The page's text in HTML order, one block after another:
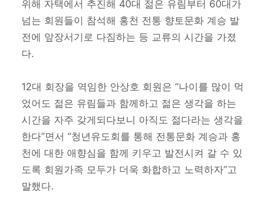
위해 자택에서 추진해 40대 젊은 유림부터 60대가
넘는 회원들이 참석해 홍천 전통 향토문화 계승 발
전에 앞장서기로 다짐하는 등 교류의 시간을 가졌
다.
12대 회장을 역임한 안상호 회원은 “나이를 많이 먹
었어도 젊은 유림들과 함께하고 젊은 생각을 하는
시간을 자주 갖게되다보니 아직도 젊다라는 생각을
한다”면서 “청년유도회를 통해 전통문화 계승과 홍
천에 대한 애향심을 함께 키우고 발전시켜 갈 수 있
도록 회원가족 모두가 더욱 화합하고 노력하자”고
말했다.